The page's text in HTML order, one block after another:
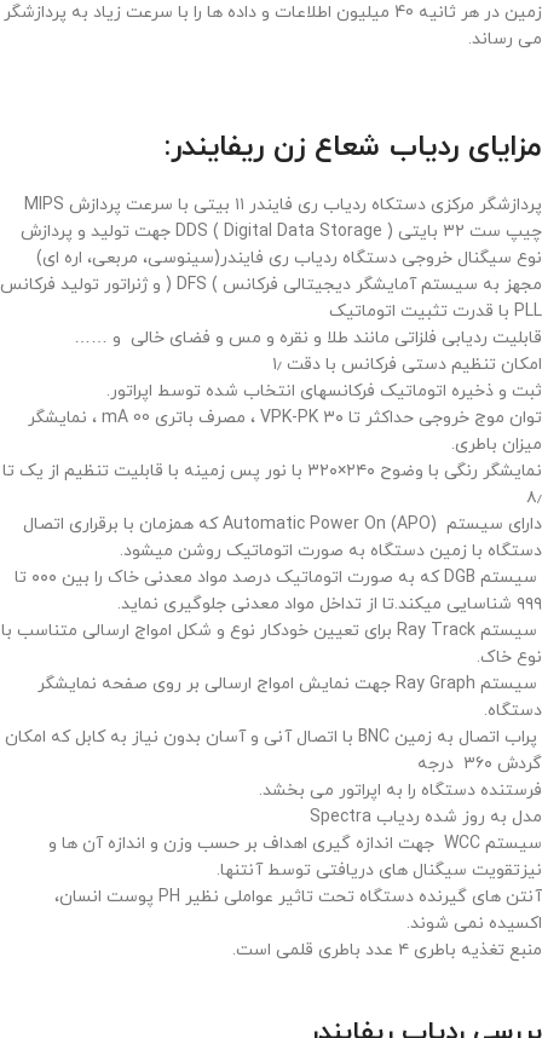
زمین در هر ثانیه 40 میلیون اطلاعات و داده ها را با سرعت زیاد به پردازشگر
می رساند.
مزایای ردیاب شعاع زن ریفایندر:
پردازشگر مرکزی دستکاه ردیاب ری فایندر ۱۱ بیتی با سرعت پردازش MIPS
چیپ ست ۳۲ بایتی ( DDS ( Digital Data Storage جهت تولید و پردازش
نوع سیگنال خروجی دستگاه ردیاب ری فایندر(سینوسی، مربعی، اره ای)
مجهز به سیستم آمایشگر دیجیتالی فرکانس ) DFS ( و ژنراتور تولید فرکانس
PLL با قدرت تثبیت اتوماتیک
قابلیت ردیابی فلزاتی مانند طلا و نقره و مس و فضای خالی و ……
امکان تنظیم دستی فرکانس با دقت ۱٫
ثبت و ذخیره اتوماتیک فرکانسهای انتخاب شده توسط اپراتور.
توان موج خروجی حداکثر تا ۳۰ VPK-PK ، مصرف باتری mA 00 ، نمایشگر
میزان باطری.
نمایشگر رنگی با وضوح ۲۴۰×۳۲۰ با نور پس زمینه با قابلیت تنظیم از یک تا
۸٫
دارای سیستم (Automatic Power On (APO که همزمان با برقراری اتصال
دستگاه با زمین دستگاه به صورت اتوماتیک روشن میشود.
سیستم DGB که به صورت اتوماتیک درصد مواد معدنی خاک را بین ۰۰۰ تا
۹۹۹ شناسایی میکند.تا از تداخل مواد معدنی جلوگیری نماید.
سیستم Ray Track برای تعیین خودکار نوع و شکل امواج ارسالی متناسب با
نوع خاک.
سیستم Ray Graph جهت نمایش امواج ارسالی بر روی صفحه نمایشگر
دستگاه.
پراب اتصال به زمین BNC با اتصال آنی و آسان بدون نیاز به کابل که امکان
گردش ۳۶۰ درجه
فرستنده دستگاه را به اپراتور می بخشد.
مدل به روز شده ردیاب Spectra
سیستم WCC جهت اندازه گیری اهداف بر حسب وزن و اندازه آن ها و
نیزتقویت سیگنال های دریافتی توسط آنتنها.
آنتن های گیرنده دستگاه تحت تاثیر عواملی نظیر PH پوست انسان،
اکسیده نمی شوند.
منبع تغذیه باطری ۴ عدد باطری قلمی است.